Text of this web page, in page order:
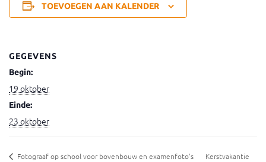
TOEVOEGEN AAN KALENDER
GEGEVENS
Begin:
19 oktober
Einde:
23 oktober
Fotograaf op school voor bovenbouw en examenfoto’s Kerstvakantie